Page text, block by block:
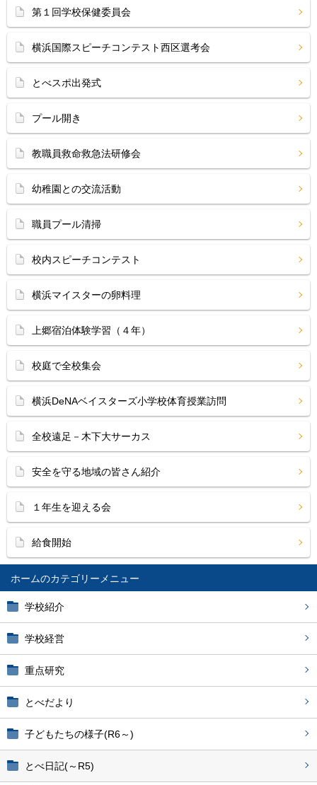
ホーム
学校紹介
学校経営
重点研究
とべだより
子どもたちの様子(R6～)
とべ日記(～R5)
第１回学校保健委員会
横浜国際スピーチコンテスト西区選考会
とべスポ出発式
プール開き
教職員救命救急法研修会
幼稚園との交流活動
職員プール清掃
校内スピーチコンテスト
横浜マイスターの卵料理
上郷宿泊体験学習（４年）
校庭で全校集会
横浜DeNAベイスターズ小学校体育授業訪問
全校遠足－木下大サーカス
安全を守る地域の皆さん紹介
１年生を迎える会
給食開始